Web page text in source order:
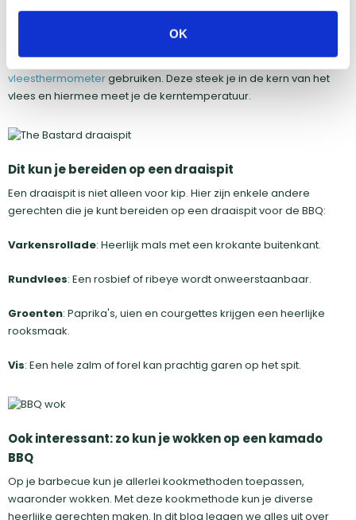
OK
De bereidingstijd van bijvoorbeeld een kip aan een draaispit
hangt af van de grootte van de kip en de hitte van je BBQ. Een
gemiddelde kip van ongeveer 1,5 kilo heeft ongeveer 1 tot 1,5 uur
nodig. Om er zeker van te zijn of je kip gaar is, kun je een
vleesthermometergebruiken. Deze steek je in de kern van het
vlees en hiermee meet je de kerntemperatuur.
Dit kun je bereiden op een draaispit
Een draaispit is niet alleen voor kip. Hier zijn enkele andere
gerechten die je kunt bereiden op een draaispit voor de BBQ:
Varkensrollade: Heerlijk mals met een krokante buitenkant.
Rundvlees: Een rosbief of ribeye wordt onweerstaanbaar.
Groenten: Paprika's, uien en courgettes krijgen een heerlijke
rooksmaak.
Vis: Een hele zalm of forel kan prachtig garen op het spit.
Ook interessant: zo kun je wokken op een kamado
BBQ
Op je barbecue kun je allerlei kookmethoden toepassen,
waaronder wokken. Met deze kookmethode kun je diverse
heerlijke gerechten maken. In dit blog leggen we alles uit over